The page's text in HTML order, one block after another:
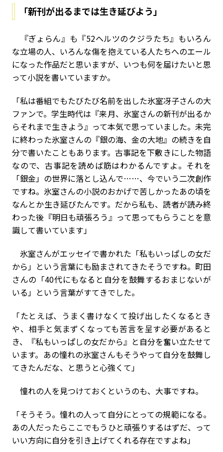
「新刊が出るまでは生き延びよう」
『ぎょらん』も『52ヘルツのクジラたち』もいろん
な立場の人、いろんな傷を抱えている人たちへのエール
になった作品だと思いますが、いつも何を届けたいと思
って小説を書いていますか。
「私は番組でもたびたび名前を出した氷室冴子さんの大
ファンで。学生時代は『来月、氷室さんの新刊が出るか
らそれまで生きよう』って本気で思っていました。未完
に終わった氷室さんの『銀の海、金の大地』の続きを自
分で書いたこともあります。古事記を下敷きにした物語
なので、古事記を読めば筋はわかるんですよ。それを
「銀金」の世界に落とし込んで……、今でいう二次創作
ですね。氷室さんの小説のおかげで苦しかったあの頃を
なんとか生き延びたんです。だから私も、読者が読み終
わった後『明日も頑張ろう』って思ってもらうことを意
識して書いています」
氷室さんがエッセイで書かれた「私もいっぱしの女だ
から」という言葉にも励まされてきたそうですね。町田
さんの「40代にもなると自分を鼓舞するおまじないが
いる」という言葉がすてきでした。
「たとえば、うまく書けなくて投げ出したくなるとき
や、相手と気まずくなっても苦言を呈す必要があると
き、『私もいっぱしの女だから』と自分を奮い立たせて
います。あの憧れの氷室さんもそうやって自分を鼓舞し
てきたんだな、と思うと心強くて」
憧れの人を見つけておくというのも、大事ですね。
「そうそう。憧れの人って自分にとっての規範になる。
あの人だったらここでもうひと頑張りするはずだ、って
いい方向に自分を引き上げてくれる存在ですよね」